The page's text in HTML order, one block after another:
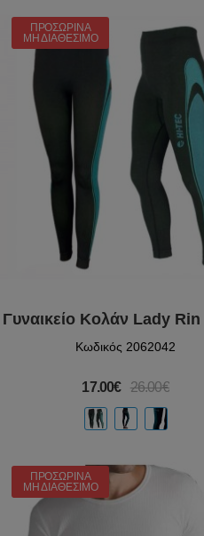
ΠΡΟΣΩΡΙΝΆ
ΜΗ ΔΙΑΘΈΣΙΜΟ
Γυναικείο Κολάν Lady
Κωδικός 2062042
17.00€ 26.00€
ΠΡΟΣΩΡΙΝΆ
ΜΗ ΔΙΑΘΈΣΙΜΟ